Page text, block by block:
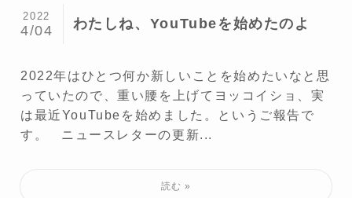
わたしね、YouTubeを始めたのよ
2022
4/04
2022年はひとつ何か新しいことを始めたいなと思
っていたので、重い腰を上げてヨッコイショ、実
は最近YouTubeを始めました。というご報告で
す。 ニュースレターの更新...